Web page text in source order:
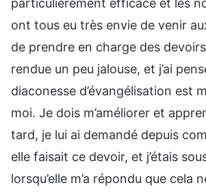
ont tous eu très envie de venir
de prendre en charge des
rendue un peu jalouse, et j’ai
diaconesse d’évangélisation est
moi. Je dois m’améliorer et
tard, je lui ai demandé depuis
elle faisait ce devoir, et j’étais
lorsqu’elle m’a répondu que cela